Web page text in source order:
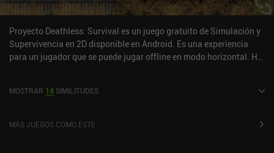
Proyecto Deathless: Survival es un juego gratuito de Simulación y
Supervivencia en 2D disponible en Android. Es una experiencia
para un jugador que se puede jugar offline en modo horizontal. Ha
MOSTRAR 14 SIMILITUDES
MÁS JUEGOS COMO ESTE